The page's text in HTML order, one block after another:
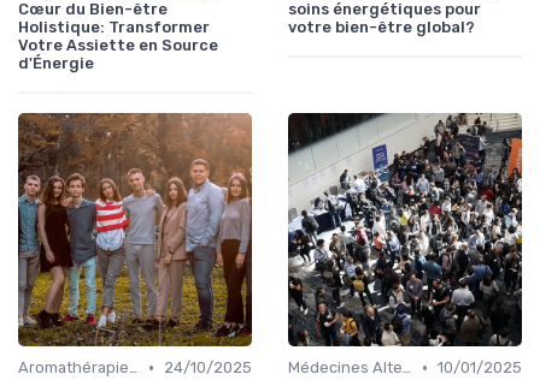
Cœur du Bien-être
Holistique: Transformer
Votre Assiette en Source
d'Énergie
soins énergétiques pour
votre bien-être global?
Aromathérapie et Phytothérapie •
24/10/2025
Médecines Alternatives • 10/01/2025